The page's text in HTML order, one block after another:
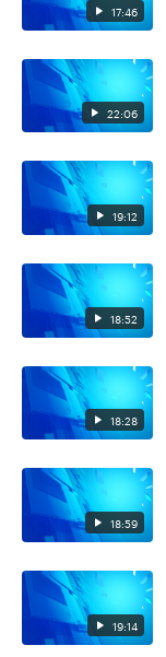
17:46
22:06
19:12
18:52
18:28
18:59
19:14